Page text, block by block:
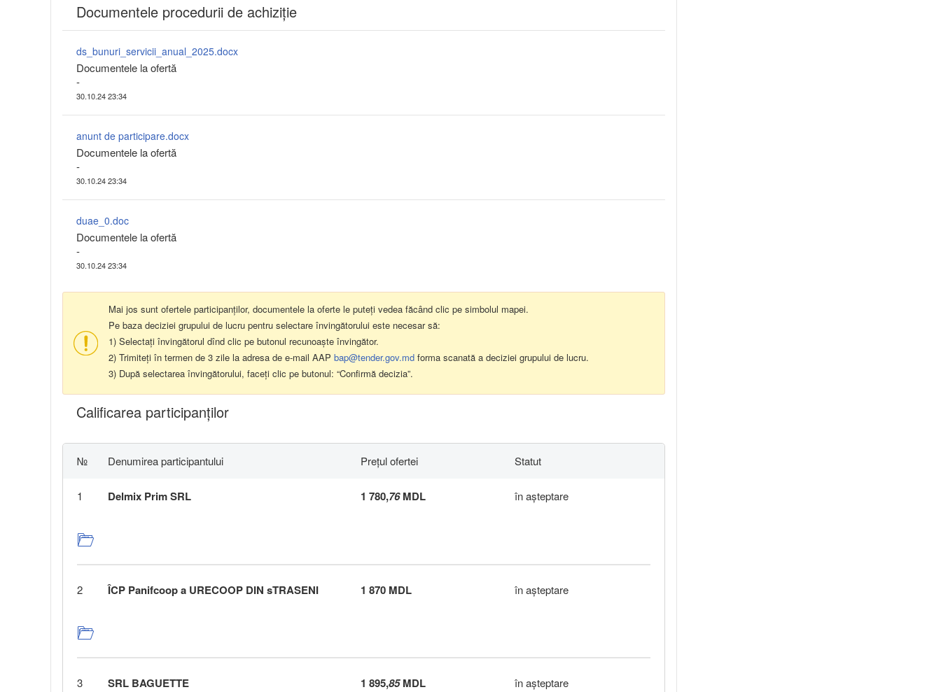
Documentele procedurii de achiziție
ds_bunuri_servicii_anual_2025.docx
Documentele la ofertă
-
30.10.24 23:34
anunt de participare.docx
Documentele la ofertă
-
30.10.24 23:34
duae_0.doc
Documentele la ofertă
-
30.10.24 23:34
Mai jos sunt ofertele participanților, documentele la oferte le puteți vedea făcând clic pe simbolul mapei.
Pe baza deciziei grupului de lucru pentru selectare învingătorului este necesar să:
1) Selectați învingătorul dînd clic pe butonul recunoaște învingător.
2) Trimiteți în termen de 3 zile la adresa de e-mail AAP bap@tender.gov.md forma scanată a deciziei grupului de lucru.
3) După selectarea învingătorului, faceți clic pe butonul: “Confirmă decizia”.
Calificarea participanţilor
№ Denumirea participantului Preţul ofertei Statut
1 Delmix Prim SRL 1 780,76MDL în aşteptare
2 ÎCP Panifcoop a URECOOP DIN sTRASENI 1 870 MDL în aşteptare
3 SRL BAGUETTE 1 895,85MDL în aşteptare